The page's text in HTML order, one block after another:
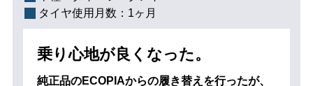
タイヤ使用月数： 1ヶ月
乗り心地が良くなった。
純正品のECOPIAからの履き替えを行ったが、